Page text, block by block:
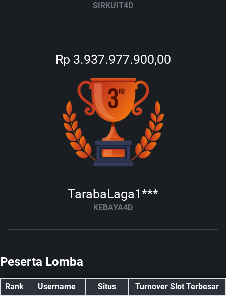
SIRKUIT4D
Rp 3.937.977.900,00
TarabaLaga1***
KEBAYA4D
Peserta Lomba
Rank Username Situs Turnover Slot Terbesar